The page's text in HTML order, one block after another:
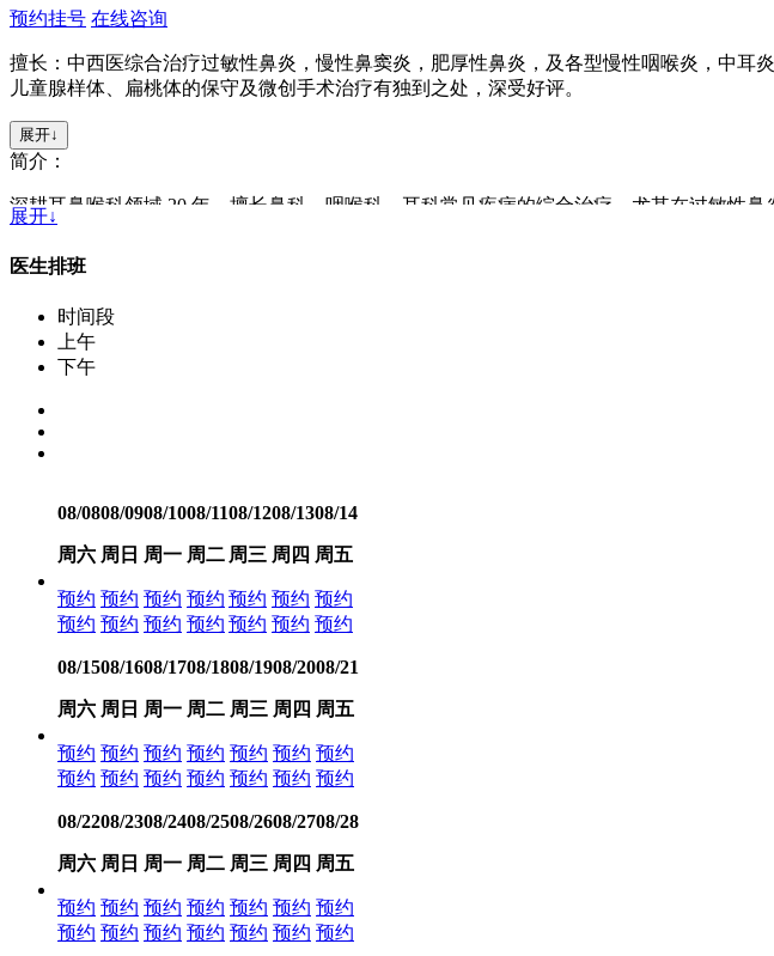
预约挂号 在线咨询
擅长：中西医综合治疗过敏性鼻炎，慢性鼻窦炎，肥厚性鼻炎，及各型慢性咽喉炎，中
儿童腺样体、扁桃体的保守及微创手术治疗有独到之处，深受好评。
展开↓
简介：
深耕耳鼻喉科领域 20 年，擅长鼻科、咽喉科、耳科常见疾病的综合治疗，尤其在过敏性
制定，术后随访到位，口碑优良。
展开↓
医生排班
时间段
上午
下午
08/08
周六
08/09
周日
08/10
周一
08/11
周二
08/12
周三
08/13
周四
08/14
周五
预约 预约 预约 预约 预约 预约 预约
预约 预约 预约 预约 预约 预约 预约
08/15
周六
08/16
周日
08/17
周一
08/18
周二
08/19
周三
08/20
周四
08/21
周五
预约 预约 预约 预约 预约 预约 预约
预约 预约 预约 预约 预约 预约 预约
08/22
周六
08/23
周日
08/24
周一
08/25
周二
08/26
周三
08/27
周四
08/28
周五
预约 预约 预约 预约 预约 预约 预约
预约 预约 预约 预约 预约 预约 预约